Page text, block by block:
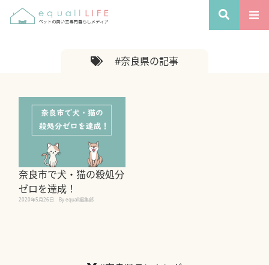
#奈良県の記事
奈良市で犬・猫の殺処分
ゼロを達成！
2020年5月26日 By equall編集部